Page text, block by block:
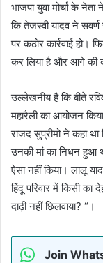
भाजपा युवा मोर्चा के
कि तेजस्वी यादव ने
पर कठोर कार्रवाई हो।
कर लिया है और आगे की
उल्लेखनीय है कि बीते
महारैली का आयोजन
राजद सुप्रीमो ने कहा था
उनकी मां का निधन हुआ
ऐसा नहीं किया। लालू
हिंदू परिवार में किसी का
दाढ़ी नहीं छिलवाया? “।
Join